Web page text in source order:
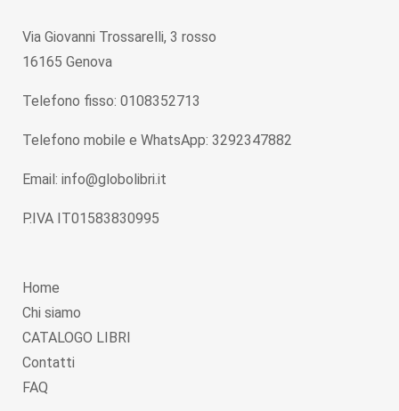
Via Giovanni Trossarelli, 3 rosso
16165 Genova
Telefono fisso: 0108352713
Telefono mobile e WhatsApp: 3292347882
Email: info@globolibri.it
P.IVA IT01583830995
Home
Chi siamo
CATALOGO LIBRI
Contatti
FAQ